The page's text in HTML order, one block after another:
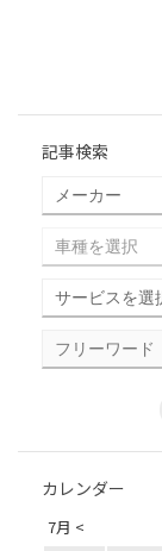
記事検索
カレンダー
7月 <